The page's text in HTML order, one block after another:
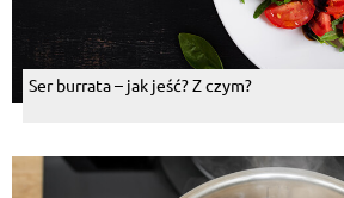
Ser burrata – jak jeść? Z czym?